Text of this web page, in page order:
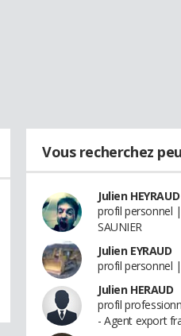
Vous recherchez
Julien HEYRAUD
profil personnel
SAUNIER
Julien EYRAUD
profil personnel |
Julien HERAUD
profil
- Agent export